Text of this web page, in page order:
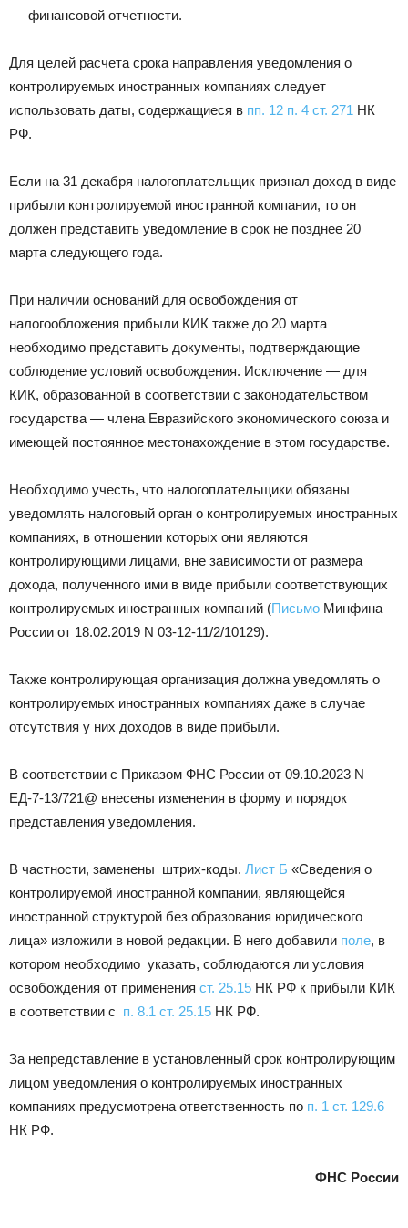
финансовой отчетности.
Для целей расчета срока направления уведомления о
контролируемых иностранных компаниях следует
использовать даты, содержащиеся в пп. 12 п. 4 ст. 271 НК
РФ.
Если на 31 декабря налогоплательщик признал доход в виде
прибыли контролируемой иностранной компании, то он
должен представить уведомление в срок не позднее 20
марта следующего года.
При наличии оснований для освобождения от
налогообложения прибыли КИК также до 20 марта
необходимо представить документы, подтверждающие
соблюдение условий освобождения. Исключение — для
КИК, образованной в соответствии с законодательством
государства — члена Евразийского экономического союза и
имеющей постоянное местонахождение в этом государстве.
Необходимо учесть, что налогоплательщики обязаны
уведомлять налоговый орган о контролируемых иностранных
компаниях, в отношении которых они являются
контролирующими лицами, вне зависимости от размера
дохода, полученного ими в виде прибыли соответствующих
контролируемых иностранных компаний (Письмо Минфина
России от 18.02.2019 N 03-12-11/2/10129).
Также контролирующая организация должна уведомлять о
контролируемых иностранных компаниях даже в случае
отсутствия у них доходов в виде прибыли.
В соответствии с Приказом ФНС России от 09.10.2023 N
ЕД-7-13/721@ внесены изменения в форму и порядок
представления уведомления.
В частности, заменены штрих-коды. Лист Б «Сведения о
контролируемой иностранной компании, являющейся
иностранной структурой без образования юридического
лица» изложили в новой редакции. В него добавили поле, в
котором необходимо указать, соблюдаются ли условия
освобождения от применения ст. 25.15 НК РФ к прибыли КИК
в соответствии с п. 8.1 ст. 25.15 НК РФ.
За непредставление в установленный срок контролирующим
лицом уведомления о контролируемых иностранных
компаниях предусмотрена ответственность по п. 1 ст. 129.6
НК РФ.
ФНС России